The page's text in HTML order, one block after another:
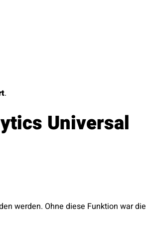
.
Universal
werden. Ohne diese Funktion war die